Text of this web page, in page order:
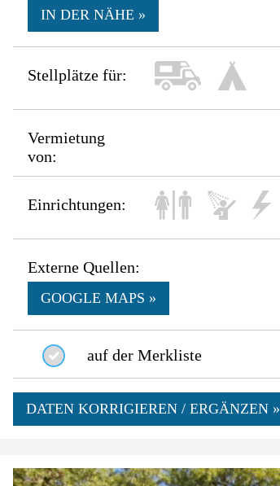
IN DER NÄHE »
Stellplätze für:
Vermietung
von:
Einrichtungen:
Externe Quellen:
GOOGLE MAPS »
auf der Merkliste
DATEN KORRIGIEREN / ERGÄNZEN »